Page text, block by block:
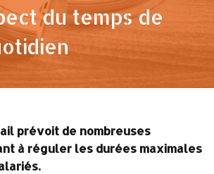
du temps de
prévoit de nombreuses
à réguler les durées maximales